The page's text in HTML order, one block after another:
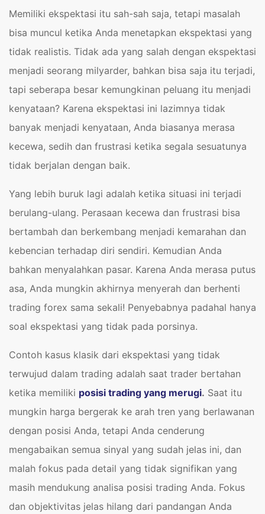
Memiliki ekspektasi itu sah-sah saja, tetapi masalah
bisa muncul ketika Anda menetapkan ekspektasi yang
tidak realistis. Tidak ada yang salah dengan ekspektasi
menjadi seorang milyarder, bahkan bisa saja itu terjadi,
tapi seberapa besar kemungkinan peluang itu menjadi
kenyataan? Karena ekspektasi ini lazimnya tidak
banyak menjadi kenyataan, Anda biasanya merasa
kecewa, sedih dan frustrasi ketika segala sesuatunya
tidak berjalan dengan baik.
Yang lebih buruk lagi adalah ketika situasi ini terjadi
berulang-ulang. Perasaan kecewa dan frustrasi bisa
bertambah dan berkembang menjadi kemarahan dan
kebencian terhadap diri sendiri. Kemudian Anda
bahkan menyalahkan pasar. Karena Anda merasa putus
asa, Anda mungkin akhirnya menyerah dan berhenti
trading forex sama sekali! Penyebabnya padahal hanya
soal ekspektasi yang tidak pada porsinya.
Contoh kasus klasik dari ekspektasi yang tidak
terwujud dalam trading adalah saat trader bertahan
ketika memiliki posisi trading yang merugi. Saat itu
mungkin harga bergerak ke arah tren yang berlawanan
dengan posisi Anda, tetapi Anda cenderung
mengabaikan semua sinyal yang sudah jelas ini, dan
malah fokus pada detail yang tidak signifikan yang
masih mendukung analisa posisi trading Anda. Fokus
dan objektivitas jelas hilang dari pandangan Anda